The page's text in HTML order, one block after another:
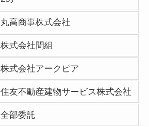
丸高商事株式会社
株式会社間組
株式会社アークピア
住友不動産建物サービス株式会社
全部委託